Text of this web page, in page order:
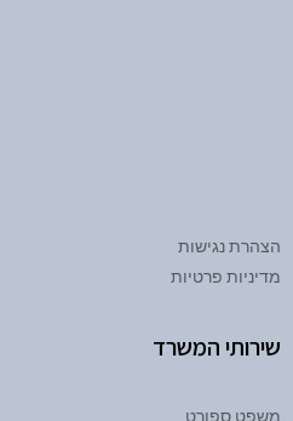
הצהרת נגישות
מדיניות פרטיות
שירותי המשרד
משפט ספורט